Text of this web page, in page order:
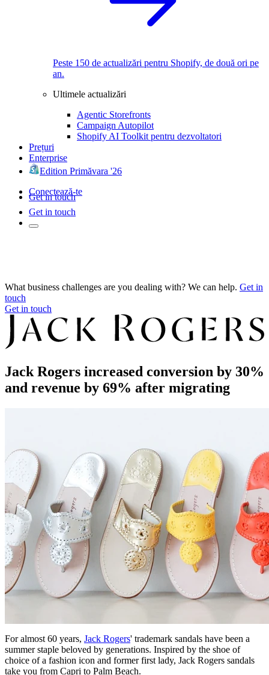
Peste 150 de actualizări pentru Shopify, de două ori pe
an.
Ultimele actualizări
Agentic Storefronts
Campaign Autopilot
Shopify AI Toolkit pentru dezvoltatori
Prețuri
Enterprise
Edition Primăvara '26
Conectează-te
Get in touch
Get in touch
What business challenges are you dealing with? We can help. Get in
touch
Get in touch
Jack Rogers increased conversion by 30%
and revenue by 69% after migrating
For almost 60 years, Jack Rogers' trademark sandals have been a
summer staple beloved by generations. Inspired by the shoe of
choice of a fashion icon and former first lady, Jack Rogers sandals
take you from Capri to Palm Beach.